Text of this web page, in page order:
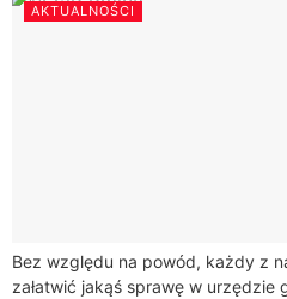
AKTUALNOŚCI
Bez względu na powód, każdy z
załatwić jakąś sprawę w urzędzie